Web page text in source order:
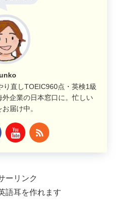
り直しTOEIC960点・英検1級
企業の日本窓口に。忙しい
届け中。
ーリンク
語耳を作れます